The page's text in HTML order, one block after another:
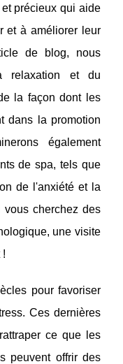
précieux qui aide
et à améliorer leur
de blog, nous
relaxation et du
la façon dont les
dans la promotion
également
de spa, tels que
de l'anxiété et la
vous cherchez des
une visite
!
pour favoriser
Ces dernières
ce que les
peuvent offrir des